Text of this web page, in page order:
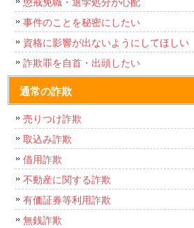
事件のことを秘密にしたい
資格に影響が出ないようにしてほしい
詐欺罪を自首・出頭したい
通常の詐欺
売りつけ詐欺
取込み詐欺
借用詐欺
不動産に関する詐欺
有価証券等利用詐欺
無銭詐欺